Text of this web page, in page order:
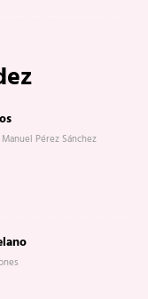
Pérez Sánchez